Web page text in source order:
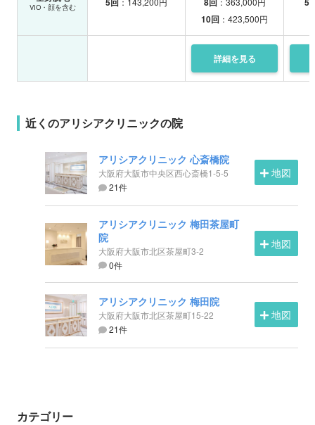
VIO・顔を含む
10回 ：423,500円
詳細を見る
近くのアリシアクリニックの院
アリシアクリニック 心斎橋院
大阪府大阪市中央区西心斎橋1-5-5
21件
地図
アリシアクリニック 梅田茶屋町
院
大阪府大阪市北区茶屋町3-2
0件
地図
アリシアクリニック 梅田院
大阪府大阪市北区茶屋町15-22
21件
地図
カテゴリー